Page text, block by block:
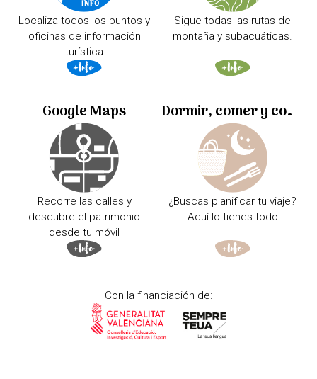
Localiza todos los puntos y
oficinas de información
turística
Sigue todas las rutas de
montaña y subacuáticas.
Google Maps
Recorre las calles y
descubre el patrimonio
desde tu móvil
Dormir, comer y comprar
¿Buscas planificar tu viaje?
Aquí lo tienes todo
Con la financiación de: